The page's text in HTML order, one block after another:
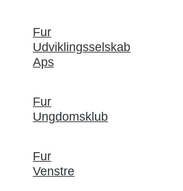
Fur
Udviklingsselskab
Aps
Fur
Ungdomsklub
Fur
Venstre